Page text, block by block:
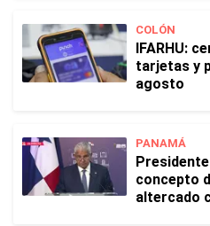
COLÓN
IFARHU:
tarjetas y
agosto
PANAMÁ
concepto
altercado